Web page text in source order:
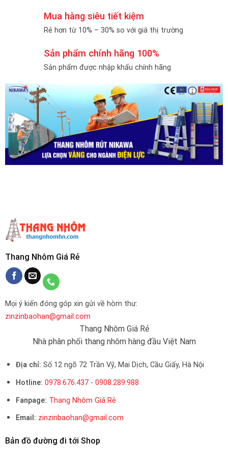
Mua hàng siêu tiết kiệm
Rẻ hơn từ 10% – 30% so với giá thị trường
Sản phẩm chính hãng 100%
Sản phẩm được nhập khẩu chính hãng
Thang Nhôm Giá Rẻ
Mọi ý kiến đóng góp xin gửi về hòm thư:
zinzinbaohan@gmail.com
Thang Nhôm Giá Rẻ
Nhà phân phối thang nhôm hàng đầu Việt Nam
Địa chỉ: Số 12 ngõ 72 Trần Vỹ, Mai Dịch, Cầu Giấy, Hà Nội
Hotline: 0978.676.437- 0908.289.988
Fanpage: Thang Nhôm Giá Rẻ
Email: zinzinbaohan@gmail.com
Bản đồ đường đi tới Shop